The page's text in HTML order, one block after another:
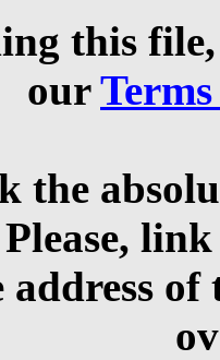
this
our
the
Please,
address